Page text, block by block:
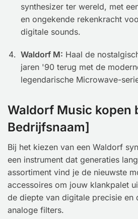
synthesizer ter wereld, met
en ongekende rekenkracht
digitale sounds.
Waldorf M: Haal de
jaren '90 terug met de
legendarische Microwave-
Waldorf Music kopen
Bedrijfsnaam]
Bij het kiezen van een Waldorf
een instrument dat generaties
assortiment vind je de nieuwste
accessoires om jouw klankpalet
de diepte van digitale precisie en
analoge filters.